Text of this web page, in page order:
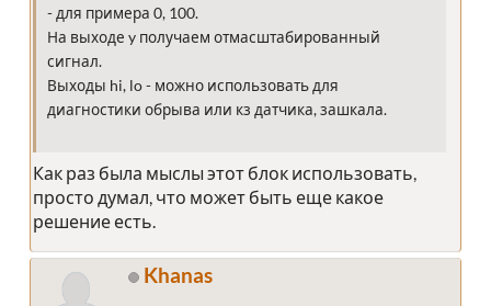
- для примера 0, 100.
На выходе y получаем отмасштабированный
сигнал.
Выходы hi, lo - можно использовать для
диагностики обрыва или кз датчика, зашкала.
Как раз была мыслы этот блок использовать,
просто думал, что может быть еще какое
решение есть.
Khanas